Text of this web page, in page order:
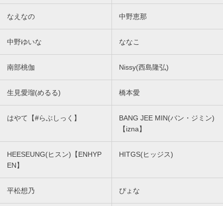
なえなの 中野恵那
中野ゆいな ななこ
南部桃伽 Nissy(西島隆弘)
生見愛瑠(めるる) 橋本愛
はやて【#らぶしっく】
BANG JEE MIN(バン・ジミン)
【izna】
HEESEUNG(ヒスン)【ENHYP
EN】
HITGS(ヒッジス)
平松想乃 ぴょな